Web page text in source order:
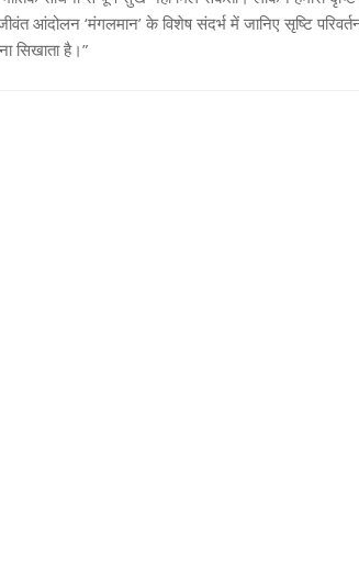
आंदोलन ‘मंगलमान’ के विशेष संदर्भ में जानिए सृष्टि परिवर्तन
सिखाता है।”